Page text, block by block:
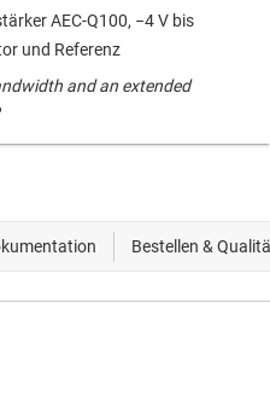
AEC-Q100, −4 V bis
und Referenz
and an extended